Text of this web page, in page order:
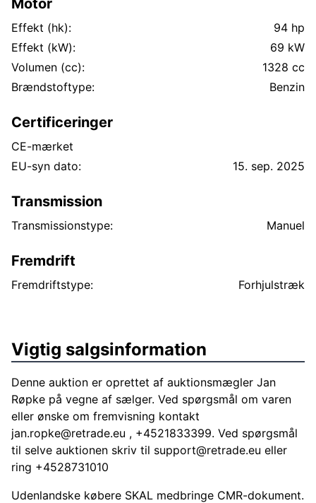
Motor
Effekt (hk):
94 hp
Effekt (kW):
69 kW
Volumen (cc):
1328 cc
Brændstoftype:
Benzin
Certificeringer
CE-mærket
EU-syn dato:
15. sep. 2025
Transmission
Transmissionstype: Manuel
Fremdrift
Fremdriftstype: Forhjulstræk
Vigtig salgsinformation
Denne auktion er oprettet af auktionsmægler Jan
Røpke på vegne af sælger. Ved spørgsmål om varen
eller ønske om fremvisning kontakt
jan.ropke@retrade.eu , +4521833399. Ved spørgsmål
til selve auktionen skriv til support@retrade.eu eller
ring +4528731010
Udenlandske købere SKAL medbringe CMR-dokument.